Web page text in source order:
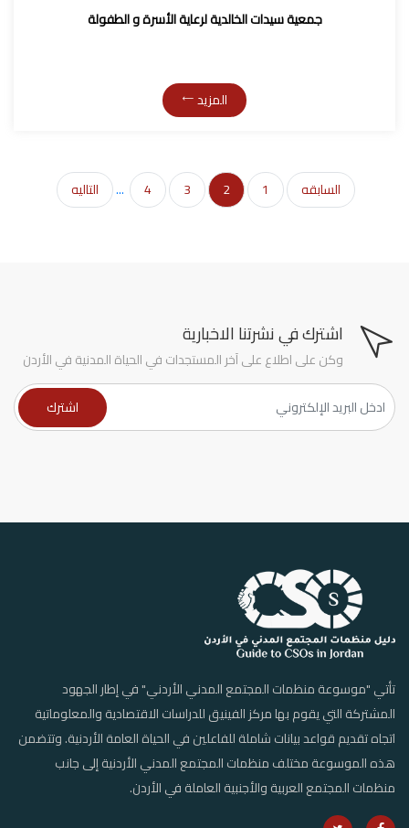
جمعية سيدات الخالدية لرعاية الأسرة و الطفولة
المزيد
السابقه 1
2
3
4
... التاليه
اشترك في نشرتنا الاخبارية
وكن على اطلاع على آخر المستجدات في الحياة المدنية في الأردن
تأتي "موسوعة منظمات المجتمع المدني الأردني" في إطار الجهود
المشتركة التي يقوم بها مركز الفينيق للدراسات الاقتصادية والمعلوماتية
اتجاه تقديم قواعد بيانات شاملة للفاعلين في الحياة العامة الأردنية. وتتضمن
هذه الموسوعة مختلف منظمات المجتمع المدني الأردنية إلى جانب
منظمات المجتمع العربية والأجنبية العاملة في الأردن.